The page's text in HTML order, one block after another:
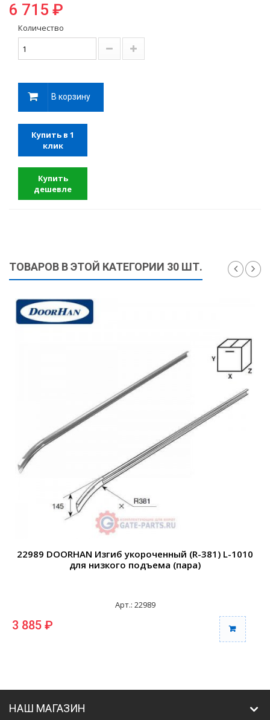
6 715 ₽
Количество
В корзину
Купить в 1
клик
Купить
дешевле
ТОВАРОВ В ЭТОЙ КАТЕГОРИИ 30 ШТ.
22989 DOORHAN Изгиб укороченный (R-381) L-1010
для низкого подъема (пара)
Арт.: 22989
3 885 ₽
НАШ МАГАЗИН